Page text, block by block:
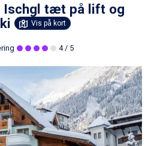
Ischgl tæt på lift og
Vis på kort
4/ 5